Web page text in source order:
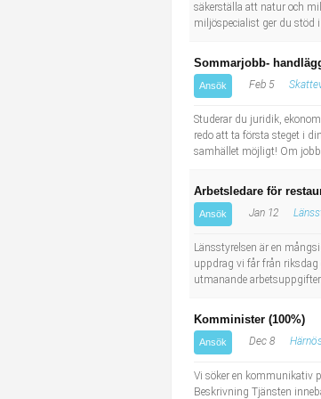
säkerställa att natur och
miljöspecialist ger du stöd
Sommarjobb-
Ansök Feb 5
Studerar du juridik,
redo att ta första steget i
samhället möjligt! Om
Arbetsledare för
Ansök Jan 12
Länsstyrelsen är en
uppdrag vi får från riksdag
utmanande
Komminister (100%)
Ansök Dec 8
Vi söker en kommunikativ
Beskrivning Tjänsten